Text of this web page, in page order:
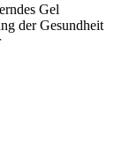
Gel
der Gesundheit